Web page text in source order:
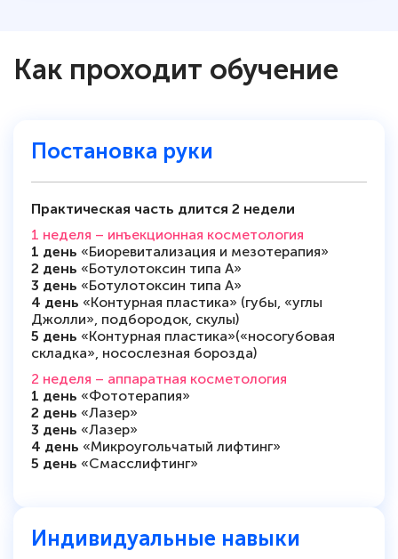
Как проходит обучение
Постановка руки
Практическая часть длится 2 недели
1 неделя – инъекционная косметология
1 день «Биоревитализация и мезотерапия»
2 день «Ботулотоксин типа А»
3 день «Ботулотоксин типа А»
4 день «Контурная пластика» (губы, «углы
Джолли», подбородок, скулы)
5 день «Контурная пластика»(«носогубовая
складка», носослезная борозда)
2 неделя – аппаратная косметология
1 день «Фототерапия»
2 день «Лазер»
3 день «Лазер»
4 день «Микроугольчатый лифтинг»
5 день «Смасслифтинг»
Индивидуальные навыки